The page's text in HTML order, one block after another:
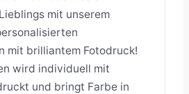
mit unserem
mit brilliantem Fotodruck!
wird individuell mit
und bringt Farbe in